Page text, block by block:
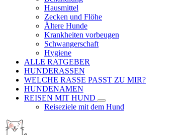
Hausmittel
Zecken und Flöhe
Ältere Hunde
Krankheiten vorbeugen
Schwangerschaft
Hygiene
ALLE RATGEBER
HUNDERASSEN
WELCHE RASSE PASST ZU MIR?
HUNDENAMEN
REISEN MIT HUND
Reiseziele mit dem Hund